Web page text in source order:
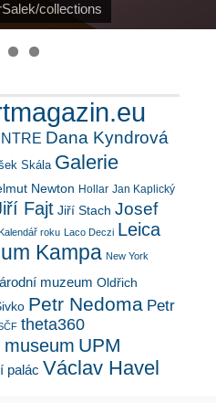
collections
Dana Kyndrová
Skála Galerie
Newton Hollar Jan Kaplický
Fajt Jiří Stach Josef
Kalendář roku Laco Deczi Leica
Kampa New York
muzeum Oldřich
Petr Nedoma Petr
theta360
UPM
palác Václav Havel